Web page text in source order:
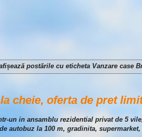
postările cu eticheta Vanzare case
cheie, oferta de pret
un in ansamblu rezidential privat de 5
autobuz la 100 m, gradinita,